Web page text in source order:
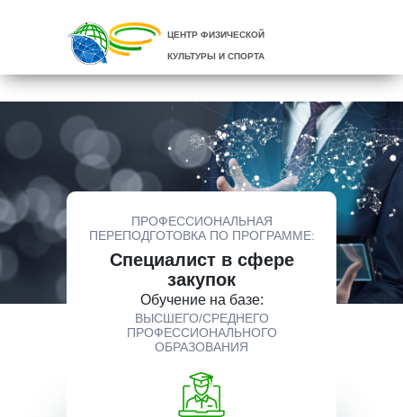
ЦЕНТР ФИЗИЧЕСКОЙ
КУЛЬТУРЫ И СПОРТА
ПРОФЕССИОНАЛЬНАЯ
ПЕРЕПОДГОТОВКА ПО ПРОГРАММЕ:
Специалист в сфере
закупок
Обучение на базе:
ВЫСШЕГО/СРЕДНЕГО
ПРОФЕССИОНАЛЬНОГО
ОБРАЗОВАНИЯ